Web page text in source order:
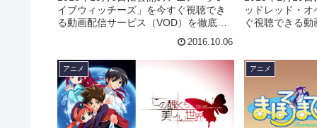
イブウィッチーズ」を今すぐ視聴でき
る動画配信サービス（VOD）を徹底紹
ッフ、主題歌の情報はもちろん、実際
に見た人の感想やレビューもまとめて
います。
2016.10.06
ッドレッド・
ぐ視聴できる
スト・声優、
はもちろん、実
ビューもまと
アニメ アニメ